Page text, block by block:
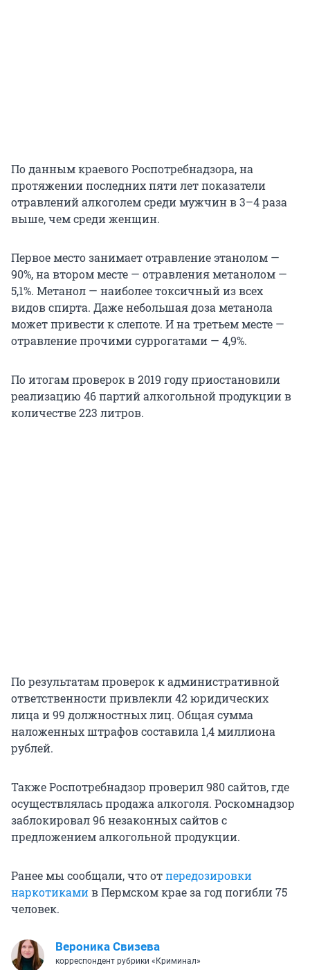
По данным краевого Роспотребнадзора, на
протяжении последних пяти лет показатели
отравлений алкоголем среди мужчин в 3–4 раза
выше, чем среди женщин.
Первое место занимает отравление этанолом —
90%, на втором месте — отравления метанолом —
5,1%. Метанол — наиболее токсичный из всех
видов спирта. Даже небольшая доза метанола
может привести к слепоте. И на третьем месте —
отравление прочими суррогатами — 4,9%.
По итогам проверок в 2019 году приостановили
реализацию 46 партий алкогольной продукции в
количестве 223 литров.
По результатам проверок к административной
ответственности привлекли 42 юридических
лица и 99 должностных лиц. Общая сумма
наложенных штрафов составила 1,4 миллиона
рублей.
Также Роспотребнадзор проверил 980 сайтов, где
осуществлялась продажа алкоголя. Роскомнадзор
заблокировал 96 незаконных сайтов с
предложением алкогольной продукции.
Ранее мы сообщали, что отпередозировки
наркотикамив Пермском крае за год погибли 75
человек.
Вероника Свизева
корреспондент рубрики «Криминал»